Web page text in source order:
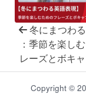
冬にまつわ
：季節を楽し
レーズとボキ
Copyright ©